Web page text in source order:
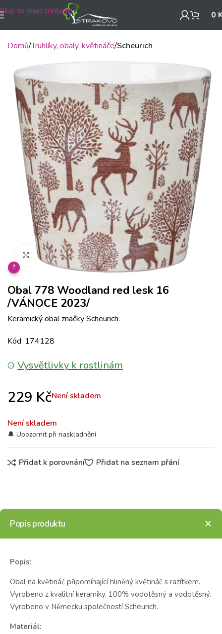
Skip to main content 0
Domů Truhlíky, obaly, květináče Scheurich
Klikněte pro zvětšení
?
Obal 778 Woodland red lesk 16
/VÁNOCE 2023/
Keramický obal značky Scheurich.
Kód: 174128
Vysvětlivky k rostlinám
229 KčNení skladem
Není skladem
Přidat k porovnání Přidat na seznam přání
Popis produktu
Popis:
Obal na květináč připomínající hliněný květináč s razítkem.
Vyrobeno z kvalitní keramiky. 100% vodotěsný a vodotěsný.
Vyrobeno v Německu společností Scheurich.
Materiál: